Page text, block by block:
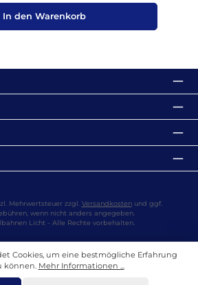
In den Warenkorb
Mehrwertsteuer zzgl. Versandkostenund ggf.
wenn nicht anders angegeben.
Licht - Alle Rechte vorbehalten.
Cookies, um eine bestmögliche Erfahrung
können. Mehr Informationen ...